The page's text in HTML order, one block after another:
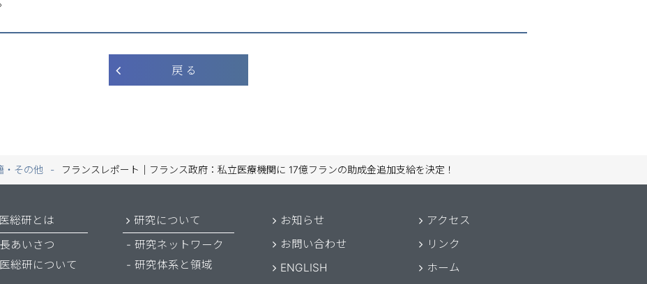
戻 る
・その他 フランスレポート｜フランス政府：私立医療機関に 17億フランの助成金追加支給を決定！
総研とは
あいさつ
総研について
研究について
研究ネットワーク
研究体系と領域
お知らせ
アクセス
お問い合わせ
リンク
ENGLISH
ホーム